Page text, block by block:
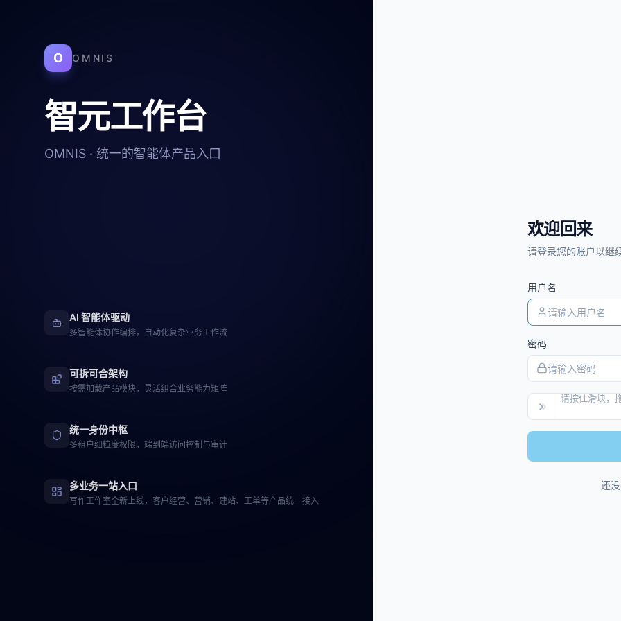
O OMNIS
智元工作台
OMNIS · 统一的智能体产品入口
AI 智能体驱动
多智能体协作编排，自动化复杂业务工作流
可拆可合架构
按需加载产品模块，灵活组合业务能力矩阵
统一身份中枢
多租户细粒度权限，端到端访问控制与审计
多业务一站入口
写作工作室全新上线，客户经营、营销、建站、工单等产品统一接入
欢迎回来
请登录您的账户以继
用户名
密码
请按住滑块，
还